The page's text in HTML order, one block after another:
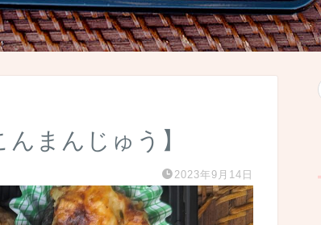
まんじゅう】
2023年9月14日